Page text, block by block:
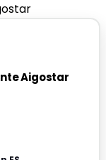
Aigostar